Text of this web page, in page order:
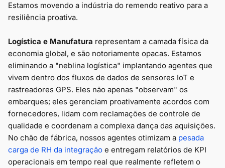
Estamos movendo a indústria do remendo reativo para a
resiliência proativa.
Logística e Manufatura representam a camada física da
economia global, e são notoriamente opacas. Estamos
eliminando a "neblina logística" implantando agentes que
vivem dentro dos fluxos de dados de sensores IoT e
rastreadores GPS. Eles não apenas "observam" os
embarques; eles gerenciam proativamente acordos com
fornecedores, lidam com reclamações de controle de
qualidade e coordenam a complexa dança das aquisições.
No chão de fábrica, nossos agentes otimizam a pesada
carga de RH da integração e entregam relatórios de KPI
operacionais em tempo real que realmente refletem o